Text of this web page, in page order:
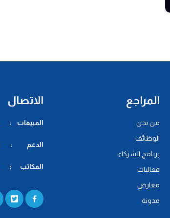
المراجع
من نحن
الوظائف
برنامج الشركاء
فعاليات
معارض
مدونة
الاتصال
المبيعات :
الدعم :
المكاتب :